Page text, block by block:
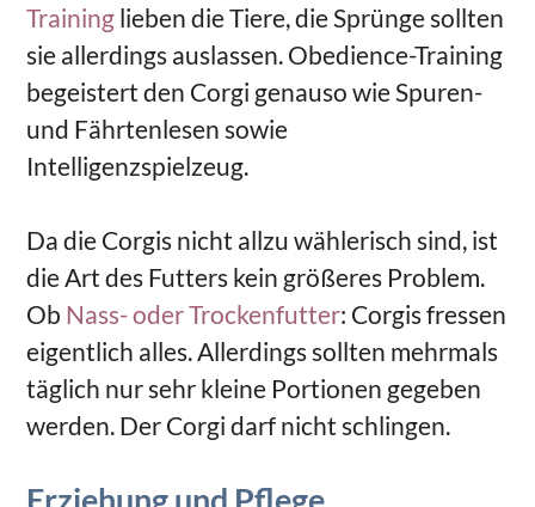
Training lieben die Tiere, die Sprünge sollten
sie allerdings auslassen. Obedience-Training
begeistert den Corgi genauso wie Spuren-
und Fährtenlesen sowie
Intelligenzspielzeug.
Da die Corgis nicht allzu wählerisch sind, ist
die Art des Futters kein größeres Problem.
Ob Nass- oder Trockenfutter: Corgis fressen
eigentlich alles. Allerdings sollten mehrmals
täglich nur sehr kleine Portionen gegeben
werden. Der Corgi darf nicht schlingen.